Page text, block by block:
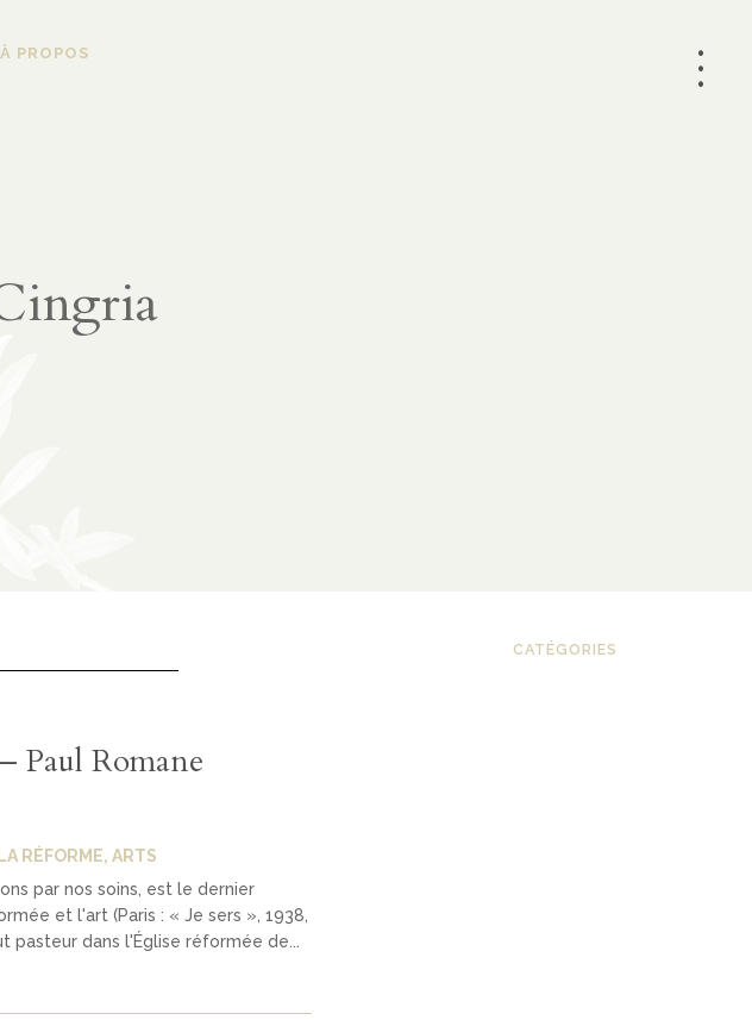
•
•
•
À PROPOS
CATÉGORIES
Paul Romane
RÉFORME, ARTS
par nos soins, est le dernier
et l'art (Paris : « Je sers », 1938,
pasteur dans l'Église réformée de...